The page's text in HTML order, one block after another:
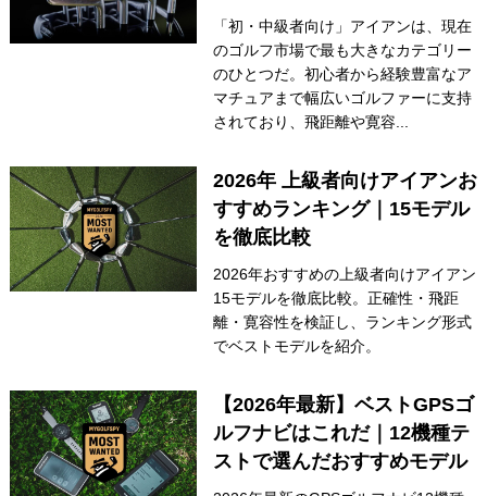
「初・中級者向け」アイアンは、現在
のゴルフ市場で最も大きなカテゴリー
のひとつだ。初心者から経験豊富なア
マチュアまで幅広いゴルファーに支持
されており、飛距離や寛容...
2026年 上級者向けアイアンお
すすめランキング｜15モデル
を徹底比較
2026年おすすめの上級者向けアイアン
15モデルを徹底比較。正確性・飛距
離・寛容性を検証し、ランキング形式
でベストモデルを紹介。
【2026年最新】ベストGPSゴ
ルフナビはこれだ｜12機種テ
ストで選んだおすすめモデル